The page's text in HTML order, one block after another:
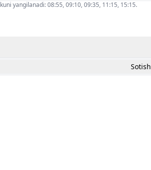
yangilanadi: 08:55, 09:10, 09:35, 11:15, 15:15.
Sotish